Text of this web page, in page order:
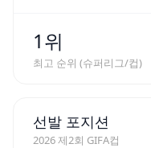
1위
최고 순위 (슈퍼리그/컵)
선발 포지션
2026 제2회 GIFA컵